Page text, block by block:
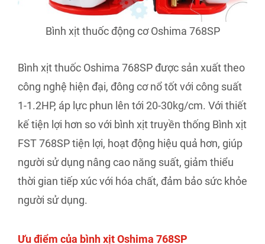
Bình xịt thuốc động cơ Oshima 768SP
Bình xịt thuốc Oshima 768SP được sản xuất theo
công nghệ hiện đại, đông cơ nổ tốt với công suất
1-1.2HP, áp lực phun lên tới 20-30kg/cm. Với thiết
kế tiện lợi hơn so với bình xịt truyền thống Bình xịt
FST 768SP tiện lợi, hoạt động hiệu quả hơn, giúp
người sử dụng nâng cao năng suất, giảm thiểu
thời gian tiếp xúc với hóa chất, đảm bảo sức khỏe
người sử dụng.
Ưu điểm của bình xịt Oshima 768SP